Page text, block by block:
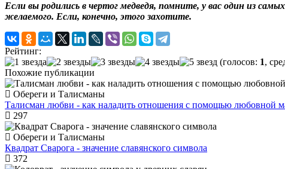
Если вы родились в чертог медведя, помните, у вас один из
желаемого. Если, конечно, этого захотите.
Рейтинг:
(голосов: 1,
Похожие публикации
Обереги и Талисманы
Талисман любви - как наладить отношения с помощью любовной
297
Обереги и Талисманы
Квадрат Сварога - значение славянского символа
372